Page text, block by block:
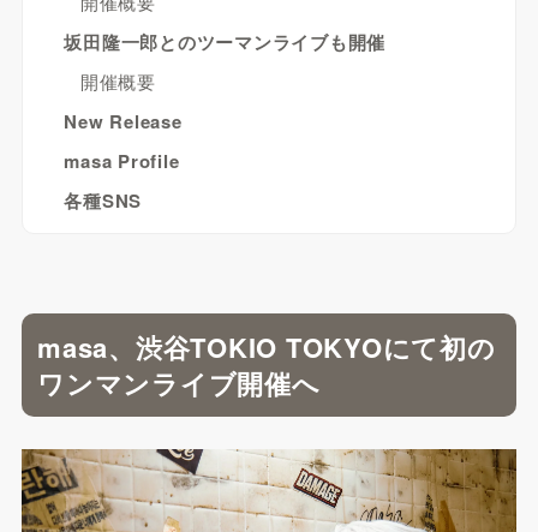
坂田隆一郎とのツーマンライブも開催
開催概要
New Release
masa Profile
各種SNS
masa、渋谷TOKIO TOKYOにて初の
ワンマンライブ開催へ